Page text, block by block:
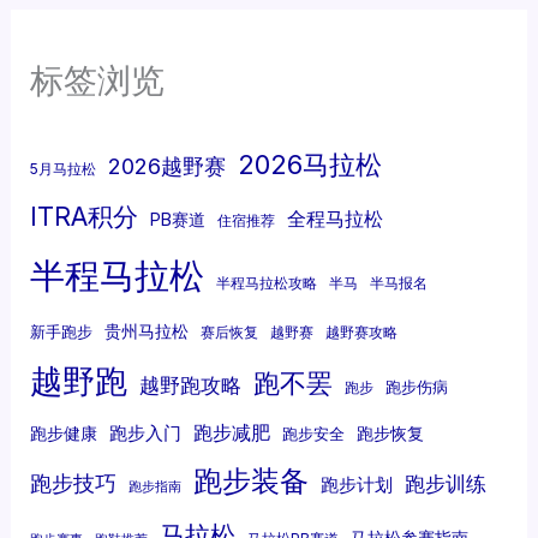
标签浏览
5月马拉松 2026越野赛 2026马拉松
ITRA积分 PB赛道 住宿推荐 全程马拉松
半程马拉松 半程马拉松攻略 半马 半马报名
新手跑步 贵州马拉松 赛后恢复 越野赛 越野赛攻略
越野跑 越野跑攻略 跑不罢 跑步 跑步伤病
跑步健康 跑步入门 跑步减肥 跑步安全 跑步恢复
跑步技巧 跑步指南 跑步装备 跑步计划 跑步训练